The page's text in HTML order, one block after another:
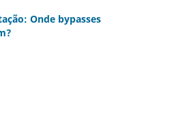
Onde bypasses